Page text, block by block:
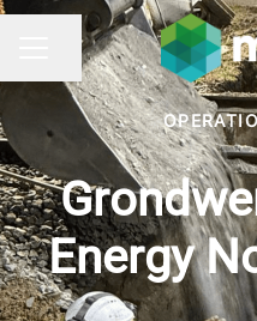
CARRIÈREMENU
Pagina delen
Energy